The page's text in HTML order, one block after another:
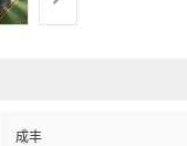
成丰